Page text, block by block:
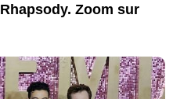
Zoom sur